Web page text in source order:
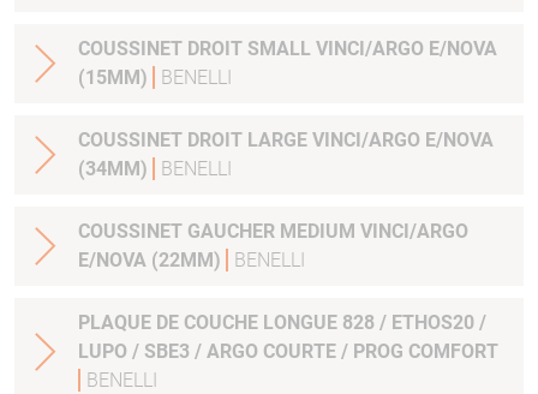
COUSSINET DROIT SMALL VINCI/ARGO E/NOVA
(15MM)
BENELLI
COUSSINET DROIT LARGE VINCI/ARGO E/NOVA
(34MM)
BENELLI
COUSSINET GAUCHER MEDIUM VINCI/ARGO
E/NOVA (22MM)
BENELLI
PLAQUE DE COUCHE LONGUE 828 / ETHOS20 /
LUPO / SBE3 / ARGO COURTE / PROG COMFORT
BENELLI